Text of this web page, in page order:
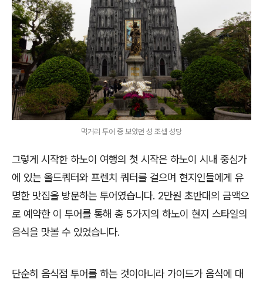
먹거리 투어 중 보았던 성 조셉 성당
그렇게 시작한 하노이 여행의 첫 시작은 하노이 시내 중심가
에 있는 올드쿼터와 프렌치 쿼터를 걸으며 현지인들에게 유
명한 맛집을 방문하는 투어였습니다. 2만원 초반대의 금액으
로 예약한 이 투어를 통해 총 5가지의 하노이 현지 스타일의
음식을 맛볼 수 있었습니다.
단순히 음식점 투어를 하는 것이아니라 가이드가 음식에 대